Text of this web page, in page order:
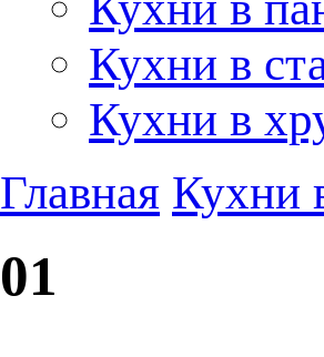
Кухни в
Кухни в
Главная Кухни
01